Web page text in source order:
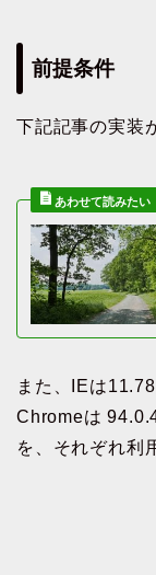
前提条件
下記記事の実装
また、IEは
Chromeは
を、それぞれ利